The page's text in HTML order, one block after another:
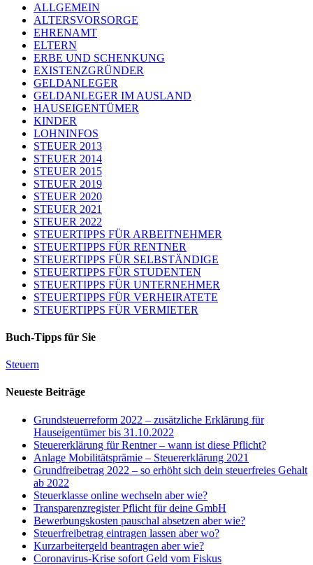
ALLGEMEIN
ALTERSVORSORGE
EHRENAMT
ELTERN
ERBE UND SCHENKUNG
EXISTENZGRÜNDER
GELDANLEGER
GELDANLEGER IM AUSLAND
HAUSEIGENTÜMER
KINDER
LOHNINFOS
STEUER 2013
STEUER 2014
STEUER 2015
STEUER 2019
STEUER 2020
STEUER 2021
STEUER 2022
STEUERTIPPS FÜR ARBEITNEHMER
STEUERTIPPS FÜR RENTNER
STEUERTIPPS FÜR SELBSTÄNDIGE
STEUERTIPPS FÜR STUDENTEN
STEUERTIPPS FÜR UNTERNEHMER
STEUERTIPPS FÜR VERHEIRATETE
STEUERTIPPS FÜR VERMIETER
Buch-Tipps für Sie
Steuern
Neueste Beiträge
Grundsteuerreform 2022 – zusätzliche Erklärung für
Hauseigentümer bis 31.10.2022
Steuererklärung für Rentner – wann ist diese Pflicht?
Anlage Mobilitätsprämie – Steuererklärung 2021
Grundfreibetrag 2022 – so erhöht sich dein steuerfreies Gehalt
ab 2022
Steuerklasse online wechseln aber wie?
Transparenzregister Pflicht für deine GmbH
Bewerbungskosten pauschal absetzen aber wie?
Steuerfreibetrag eintragen lassen aber wo?
Kurzarbeitergeld beantragen aber wie?
Coronavirus-Krise sofort Geld vom Fiskus